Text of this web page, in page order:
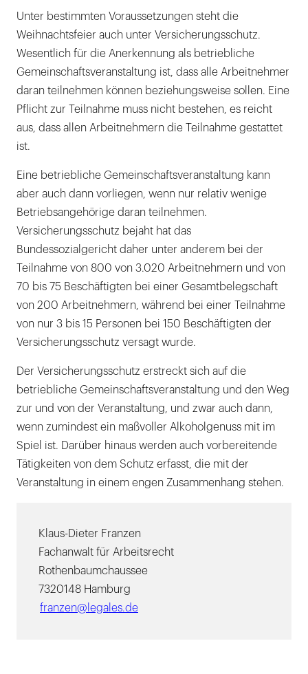
Unter bestimmten Voraussetzungen steht die
Weihnachtsfeier auch unter Versicherungsschutz.
Wesentlich für die Anerkennung als betriebliche
Gemeinschaftsveranstaltung ist, dass alle Arbeitnehmer
daran teilnehmen können beziehungsweise sollen. Eine
Pflicht zur Teilnahme muss nicht bestehen, es reicht
aus, dass allen Arbeitnehmern die Teilnahme gestattet
ist.
Eine betriebliche Gemeinschaftsveranstaltung kann
aber auch dann vorliegen, wenn nur relativ wenige
Betriebsangehörige daran teilnehmen.
Versicherungsschutz bejaht hat das
Bundessozialgericht daher unter anderem bei der
Teilnahme von 800 von 3.020 Arbeitnehmern und von
70 bis 75 Beschäftigten bei einer Gesamtbelegschaft
von 200 Arbeitnehmern, während bei einer Teilnahme
von nur 3 bis 15 Personen bei 150 Beschäftigten der
Versicherungsschutz versagt wurde.
Der Versicherungsschutz erstreckt sich auf die
betriebliche Gemeinschaftsveranstaltung und den Weg
zur und von der Veranstaltung, und zwar auch dann,
wenn zumindest ein maßvoller Alkoholgenuss mit im
Spiel ist. Darüber hinaus werden auch vorbereitende
Tätigkeiten von dem Schutz erfasst, die mit der
Veranstaltung in einem engen Zusammenhang stehen.
Klaus-Dieter Franzen
Fachanwalt für Arbeitsrecht
Rothenbaumchaussee
7320148 Hamburg
franzen@legales.de